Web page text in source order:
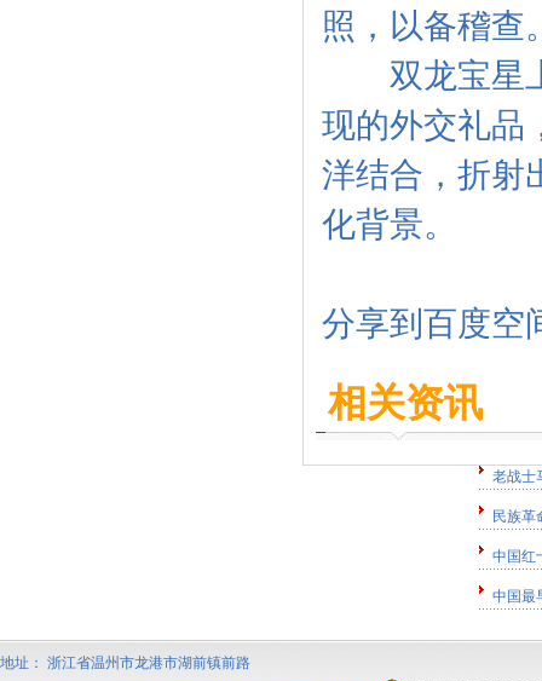
照，以备稽查
双龙宝星上
现的外交礼品
洋结合，折射
化背景。
分享到 百度空
相关资讯
老战士
民族革
中国红
中国最
地址： 浙江省温州市龙港市湖前镇前路